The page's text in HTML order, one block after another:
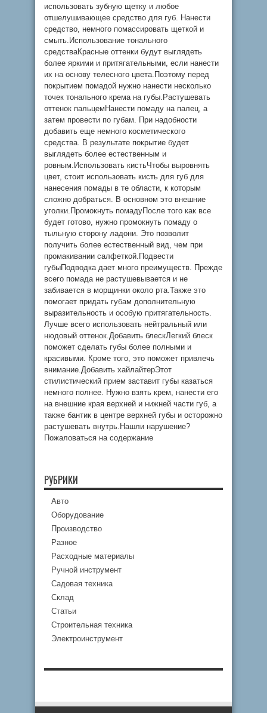
использовать зубную щетку и любое
отшелушивающее средство для губ. Нанести
средство, немного помассировать щеткой и
смыть.Использование тонального
средстваКрасные оттенки будут выглядеть
более яркими и притягательными, если нанести
их на основу телесного цвета.Поэтому перед
покрытием помадой нужно нанести несколько
точек тонального крема на губы.Растушевать
оттенок пальцемНанести помаду на палец, а
затем провести по губам. При надобности
добавить еще немного косметического
средства. В результате покрытие будет
выглядеть более естественным и
ровным.Использовать кистьЧтобы выровнять
цвет, стоит использовать кисть для губ для
нанесения помады в те области, к которым
сложно добраться. В основном это внешние
уголки.Промокнуть помадуПосле того как все
будет готово, нужно промокнуть помаду о
тыльную сторону ладони. Это позволит
получить более естественный вид, чем при
промакивании салфеткой.Подвести
губыПодводка дает много преимуществ. Прежде
всего помада не растушевывается и не
забивается в морщинки около рта.Также это
помогает придать губам дополнительную
выразительность и особую притягательность.
Лучше всего использовать нейтральный или
нюдовый оттенок.Добавить блескЛегкий блеск
поможет сделать губы более полными и
красивыми. Кроме того, это поможет привлечь
внимание.Добавить хайлайтерЭтот
стилистический прием заставит губы казаться
немного полнее. Нужно взять крем, нанести его
на внешние края верхней и нижней части губ, а
также бантик в центре верхней губы и осторожно
растушевать внутрь.Нашли нарушение?
Пожаловаться на содержание
РУБРИКИ
Авто
Оборудование
Производство
Разное
Расходные материалы
Ручной инструмент
Садовая техника
Склад
Статьи
Строительная техника
Электроинструмент